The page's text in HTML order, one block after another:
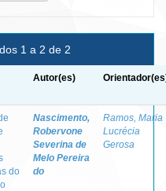
1 a 2 de 2
Autor(es)
do
Nascimento,
Robervone
Severina de
Melo Pereira
do
Ramos, Maria
Lucrécia
Gerosa